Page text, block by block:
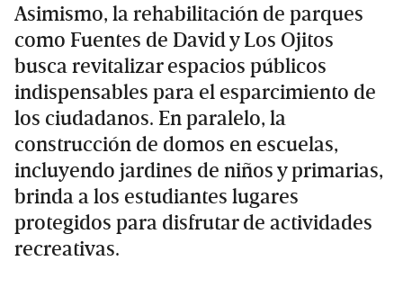
Asimismo, la rehabilitación de parques
como Fuentes de David y Los Ojitos
busca revitalizar espacios públicos
indispensables para el esparcimiento de
los ciudadanos. En paralelo, la
construcción de domos en escuelas,
incluyendo jardines de niños y primarias,
brinda a los estudiantes lugares
protegidos para disfrutar de actividades
recreativas.